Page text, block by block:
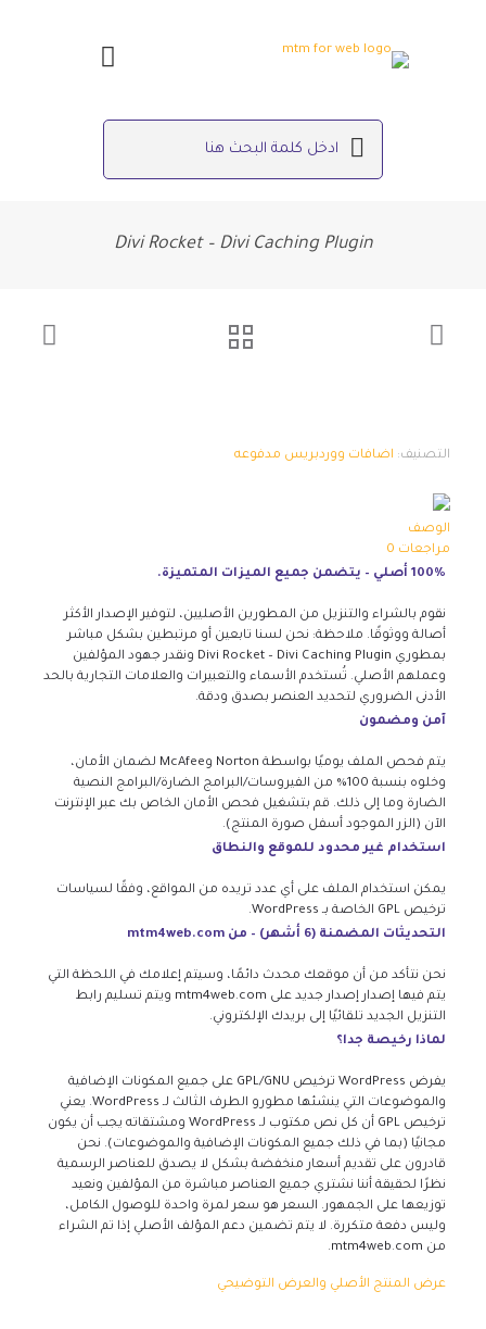
Divi Rocket – Divi Caching Plugin
التصنيف: اضافات ووردبريس مدفوعه
الوصف
مراجعات 0
100% أصلي – يتضمن جميع الميزات المتميزة.
نقوم بالشراء والتنزيل من المطورين الأصليين، لتوفير الإصدار الأكثر
أصالة ووثوقًا. ملاحظة: نحن لسنا تابعين أو مرتبطين بشكل مباشر
بمطوري Divi Rocket – Divi Caching Plugin ونقدر جهود المؤلفين
وعملهم الأصلي. تُستخدم الأسماء والتعبيرات والعلامات التجارية بالحد
الأدنى الضروري لتحديد العنصر بصدق ودقة.
آمن ومضمون
يتم فحص الملف يوميًا بواسطة Norton وMcAfee لضمان الأمان،
وخلوه بنسبة 100% من الفيروسات/البرامج الضارة/البرامج النصية
الضارة وما إلى ذلك. قم بتشغيل فحص الأمان الخاص بك عبر الإنترنت
الآن (الزر الموجود أسفل صورة المنتج).
استخدام غير محدود للموقع والنطاق
يمكن استخدام الملف على أي عدد تريده من المواقع، وفقًا لسياسات
ترخيص GPL الخاصة بـ WordPress.
التحديثات المضمنة (6 أشهر) – من mtm4web.com
نحن نتأكد من أن موقعك محدث دائمًا، وسيتم إعلامك في اللحظة التي
يتم فيها إصدار إصدار جديد على mtm4web.com ويتم تسليم رابط
التنزيل الجديد تلقائيًا إلى بريدك الإلكتروني.
لماذا رخيصة جدا؟
يفرض WordPress ترخيص GPL/GNU على جميع المكونات الإضافية
والموضوعات التي ينشئها مطورو الطرف الثالث لـ WordPress. يعني
ترخيص GPL أن كل نص مكتوب لـ WordPress ومشتقاته يجب أن يكون
مجانيًا (بما في ذلك جميع المكونات الإضافية والموضوعات). نحن
قادرون على تقديم أسعار منخفضة بشكل لا يصدق للعناصر الرسمية
نظرًا لحقيقة أننا نشتري جميع العناصر مباشرة من المؤلفين ونعيد
توزيعها على الجمهور. السعر هو سعر لمرة واحدة للوصول الكامل،
وليس دفعة متكررة. لا يتم تضمين دعم المؤلف الأصلي إذا تم الشراء
من mtm4web.com.
عرض المنتج الأصلي والعرض التوضيحي